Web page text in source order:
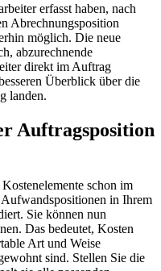
erfasst haben, nach
Abrechnungsposition
möglich. Die neue
abzurechnende
direkt im Auftrag
Überblick über die
landen.
Auftragsposition
schon im
in Ihrem
Sie können nun
Das bedeutet, Kosten
Art und Weise
sind. Stellen Sie die